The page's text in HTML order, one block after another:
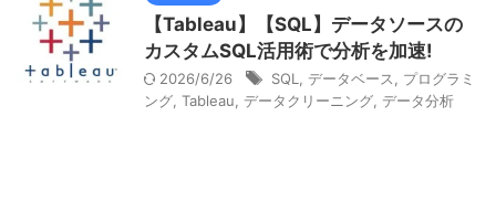
【Tableau】【SQL】データソースの
カスタムSQL活用術で分析を加速!
2026/6/26 SQL データベース
プログラミ
ング Tableau データクリーニング データ分析